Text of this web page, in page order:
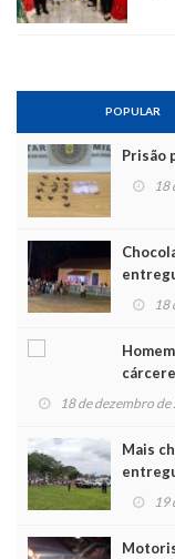
POPULAR
Prisão
18
Noel
18
18 de dezembro
Mais
19